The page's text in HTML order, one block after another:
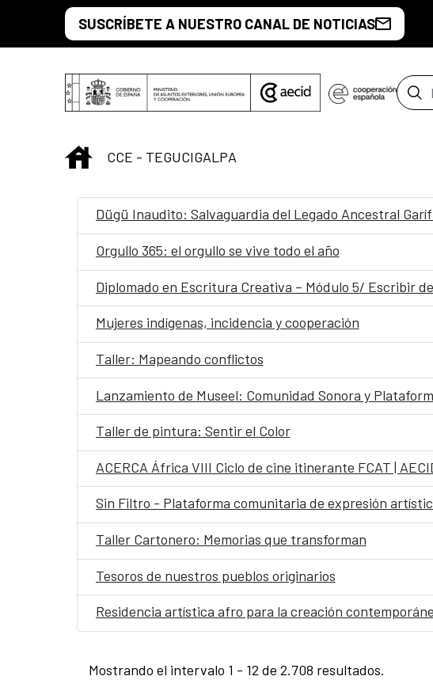
Saltar al contenido principal
SUSCRÍBETE A NUESTRO CANAL DE NOTICIAS
INICIO
CCE - TEGUCIGALPA
Dügü Inaudito: Salvaguardia del Legado Ancestral
Orgullo 365: el orgullo se vive todo el año
Diplomado en Escritura Creativa – Módulo 5/ Escribir
Mujeres indígenas, incidencia y cooperación
Taller: Mapeando conflictos
Lanzamiento de Museel: Comunidad Sonora y
Taller de pintura: Sentir el Color
ACERCA África VIII Ciclo de cine itinerante FCAT |
Sin Filtro - Plataforma comunitaria de expresión
Taller Cartonero: Memorias que transforman
Tesoros de nuestros pueblos originarios
Residencia artística afro para la creación
Mostrando el intervalo 1 - 12 de 2.708 resultados.